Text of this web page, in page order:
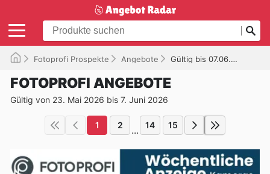
Fotoprofi Prospekte Angebote Gültig bis 07.06.2026
FOTOPROFI ANGEBOTE
Gültig von 23. Mai 2026 bis 7. Juni 2026
1 2 ... 14 15